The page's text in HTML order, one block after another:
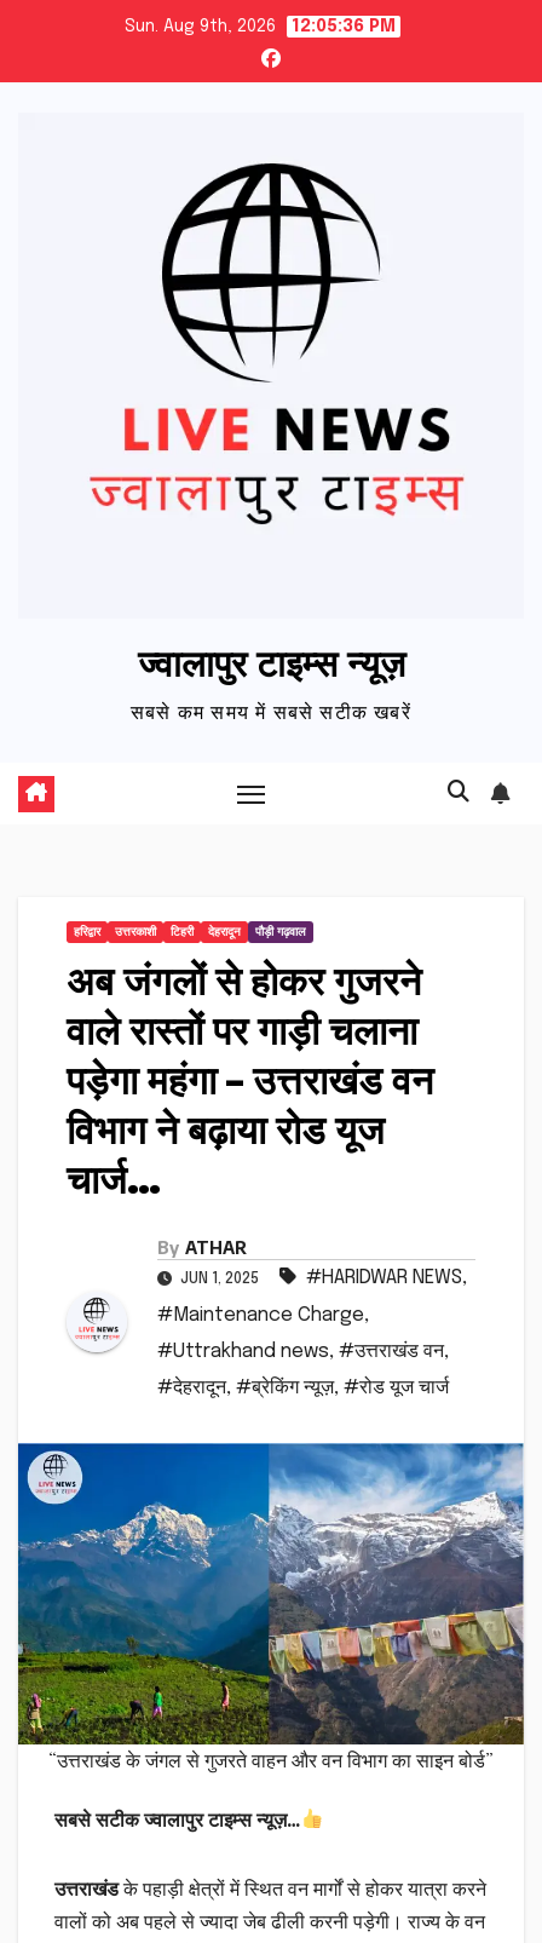
content
Sun. Aug 9th, 2026 12:05:38 PM
ज्वालापुर टाइम्स न्यूज़
सबसे कम समय में सबसे सटीक खबरें
हरिद्वार उत्तरकाशी टिहरी देहरादून पौड़ी गढ़वाल
अब जंगलों से होकर गुजरने
वाले रास्तों पर गाड़ी चलाना
पड़ेगा महंगा – उत्तराखंड वन
विभाग ने बढ़ाया रोड यूज
चार्ज…
By ATHAR
JUN 1, 2025 #HARIDWAR NEWS,
#Maintenance Charge,
#Uttrakhand news, #उत्तराखंड वन,
#देहरादून, #ब्रेकिंग न्यूज़, #रोड यूज चार्ज
“उत्तराखंड के जंगल से गुजरते वाहन और वन विभाग का साइन बोर्ड”
सबसे सटीक ज्वालापुर टाइम्स न्यूज़…
उत्तराखंडके पहाड़ी क्षेत्रों में स्थित वन मार्गों से होकर यात्रा करने
वालों को अब पहले से ज्यादा जेब ढीली करनी पड़ेगी। राज्य के वन